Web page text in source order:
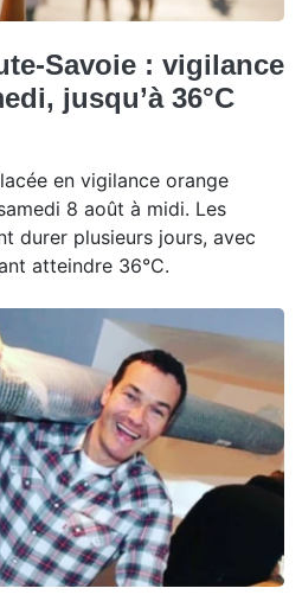
Savoie : vigilance
jusqu’à 36°C
en vigilance orange
8 août à midi. Les
durer plusieurs jours, avec
atteindre 36°C.